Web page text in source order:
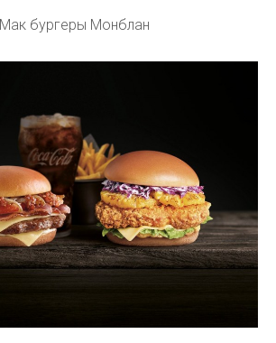
Мак бургеры Монблан